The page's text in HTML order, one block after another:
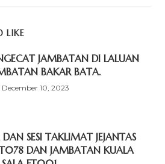
e
LIKE
JAMBATAN DI LALUAN
BAKAR BATA.
December 10, 2023
SESI TAKLIMAT JEJANTAS
DAN JAMBATAN KUALA